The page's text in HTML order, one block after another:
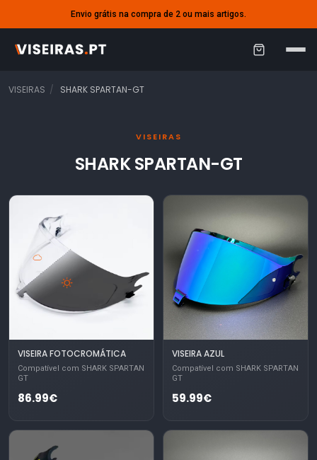
Envio grátis na compra de 2 ou mais artigos.
C
o
VISEIRAS SHARK SPARTAN-GT
VISEIRAS
SHARK SPARTAN-GT
VISEIRA FOTOCROMÁTICA
Compatível com SHARK SPARTAN
GT
86.99€
VISEIRA AZUL
Compatível com SHARK SPARTAN
GT
59.99€